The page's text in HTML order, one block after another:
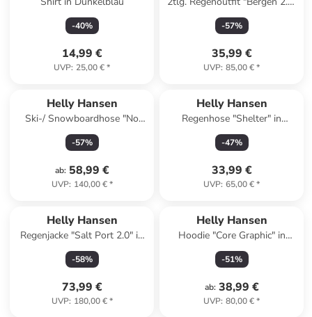
-40%
14,99 €
UVP: 25,00 €*
in Rosa
-57%
35,99 €
UVP: 85,00 €*
Helly Hansen
Ski-/ Snowboardhose "No
Limits 2.0" in Türkis
-57%
ab: 58,99 €
UVP: 140,00 €*
Helly Hansen
Regenhose "Shelter" in
Schwarz
-47%
33,99 €
UVP: 65,00 €*
Helly Hansen
Regenjacke "Salt Port 2.0" in
Dunkelblau/ Rot
-58%
73,99 €
UVP: 180,00 €*
Helly Hansen
Hoodie "Core Graphic" in
Dunkelblau
-51%
ab: 38,99 €
UVP: 80,00 €*